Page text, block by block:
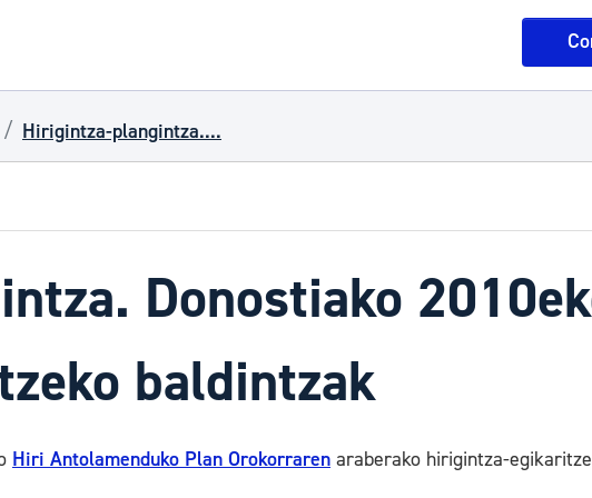
Hirigintza-plangintza....
Donostiako
baldintzak
Hiri Antolamenduko Plan Orokorraren araberako hirigintza-